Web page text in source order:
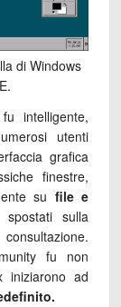
di Windows
intelligente,
utenti
grafica
finestre,
su file e
sulla
fu non
iniziarono ad